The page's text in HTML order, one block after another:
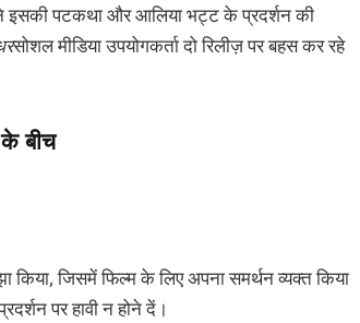
इसकी पटकथा और आलिया भट्ट के प्रदर्शन की
सोशल मीडिया उपयोगकर्ता दो रिलीज़ पर बहस कर रहे
बीच
किया, जिसमें फिल्म के लिए अपना समर्थन व्यक्त किया
पर हावी न होने दें।